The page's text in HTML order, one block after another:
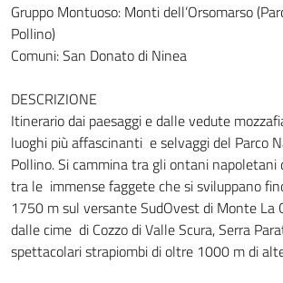
Gruppo Montuoso: Monti dell’Orsomarso
Pollino)
Comuni: San Donato di Ninea
DESCRIZIONE
Itinerario dai paesaggi e dalle vedute
luoghi più affascinanti e selvaggi del Parco
Pollino. Si cammina tra gli ontani napoletani
tra le immense faggete che si sviluppano
1750 m sul versante SudOvest di Monte La
dalle cime di Cozzo di Valle Scura, Serra
spettacolari strapiombi di oltre 1000 m di